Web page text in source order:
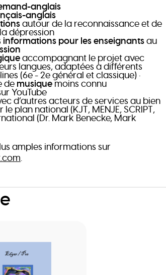
anglais
anglais
autour de la reconnaissance et de
dépression
informations pour les enseignantsau
accompagnant le projet avec
langues, adaptées à différents
(6e - 2e général et classique) •
de musiquemoins connu
YouTube
d’autres acteurs de services au bien
le plan national (KJT, MENJE, SCRIPT,
(Dr. Mark Benecke, Mark
amples informations sur
.